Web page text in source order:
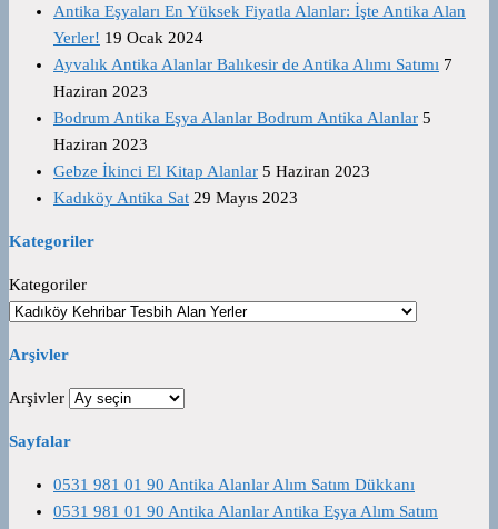
Antika Eşyaları En Yüksek Fiyatla Alanlar: İşte Antika Alan
Yerler! 19 Ocak 2024
Ayvalık Antika Alanlar Balıkesir de Antika Alımı Satımı 7
Haziran 2023
Bodrum Antika Eşya Alanlar Bodrum Antika Alanlar 5
Haziran 2023
Gebze İkinci El Kitap Alanlar 5 Haziran 2023
Kadıköy Antika Sat 29 Mayıs 2023
Kategoriler
Kategoriler
Arşivler
Arşivler
Sayfalar
0531 981 01 90 Antika Alanlar Alım Satım Dükkanı
0531 981 01 90 Antika Alanlar Antika Eşya Alım Satım